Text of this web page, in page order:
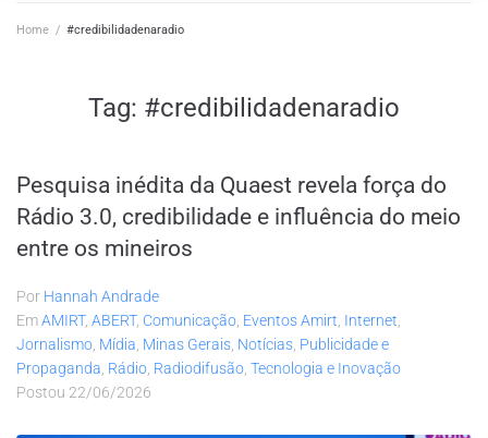
Home / #credibilidadenaradio
Tag: #credibilidadenaradio
Pesquisa inédita da Quaest revela força do
Rádio 3.0, credibilidade e influência do meio
entre os mineiros
Por Hannah Andrade
EmAMIRT, ABERT, Comunicação Eventos Amirt Internet
Jornalismo Mídia Minas Gerais Notícias Publicidade e
Propaganda Rádio Radiodifusão Tecnologia e Inovação
Postou 22/06/2026